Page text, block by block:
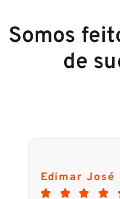
Somos
de
Edimar José
   